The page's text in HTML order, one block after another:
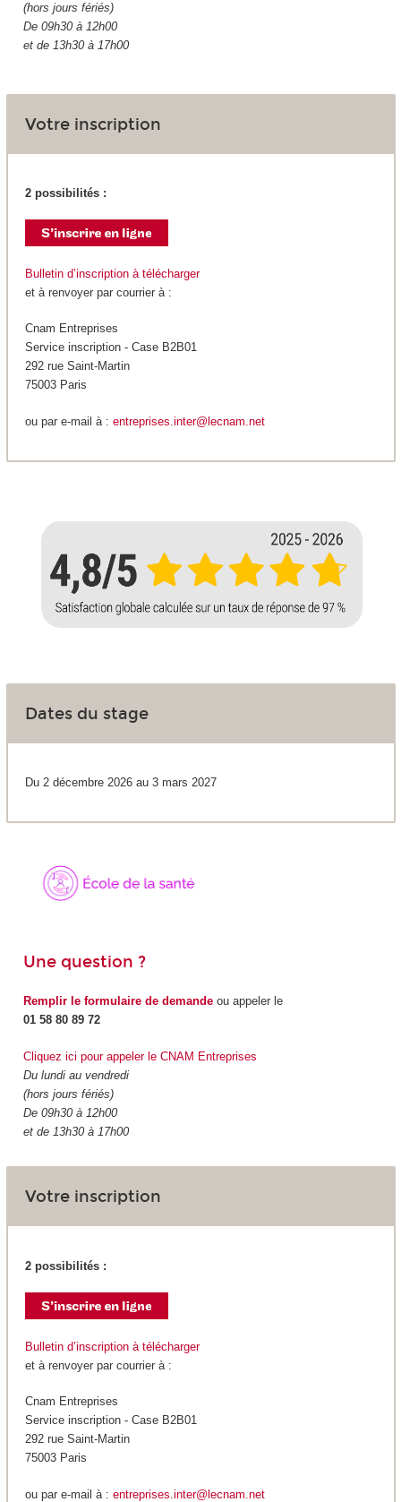
(hors jours fériés)
De 09h30 à 12h00
et de 13h30 à 17h00
Votre inscription
2 possibilités :
Bulletin d’inscription à télécharger
et à renvoyer par courrier à :
Cnam Entreprises
Service inscription - Case B2B01
292 rue Saint-Martin
75003 Paris
ou par e-mail à : entreprises.inter@lecnam.net
Dates du stage
Du 2 décembre 2026 au 3 mars 2027
Une question ?
Remplir le formulaire de demandeou appeler le
01 58 80 89 72
Cliquez ici pour appeler le CNAM Entreprises
Du lundi au vendredi
(hors jours fériés)
De 09h30 à 12h00
et de 13h30 à 17h00
Votre inscription
2 possibilités :
Bulletin d’inscription à télécharger
et à renvoyer par courrier à :
Cnam Entreprises
Service inscription - Case B2B01
292 rue Saint-Martin
75003 Paris
ou par e-mail à : entreprises.inter@lecnam.net